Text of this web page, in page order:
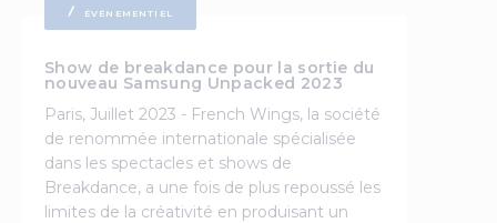
ÉVÉNEMENTIEL
Show de breakdance pour la sortie du
nouveau Samsung Unpacked 2023
Paris, Juillet 2023 - French Wings, la société
de renommée internationale spécialisée
dans les spectacles et shows de
Breakdance, a une fois de plus repoussé les
limites de la créativité en produisant un